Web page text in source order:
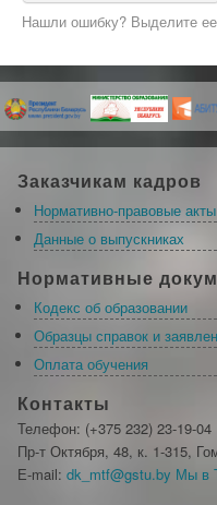
Нашли ошибку? Выделите
Заказчикам кадров
Нормативно-правовые акты
Данные о выпускниках
Нормативные
Кодекс об образовании
Образцы справок и
Оплата обучения
Контакты
Телефон: (+375 232) 23-19-04
Пр-т Октября, 48, к. 1-315,
Е-mail:dk_mtf@gstu.by Мы в